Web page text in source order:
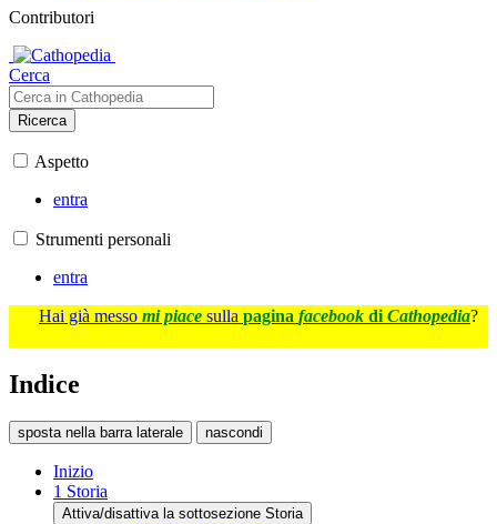
Contributori
Cerca
Ricerca
Aspetto
entra
Strumenti personali
entra
Hai già messo mi piace sulla pagina facebook di Cathopedia?
Indice
sposta nella barra laterale nascondi
Inizio
1 Storia
Attiva/disattiva la sottosezione Storia